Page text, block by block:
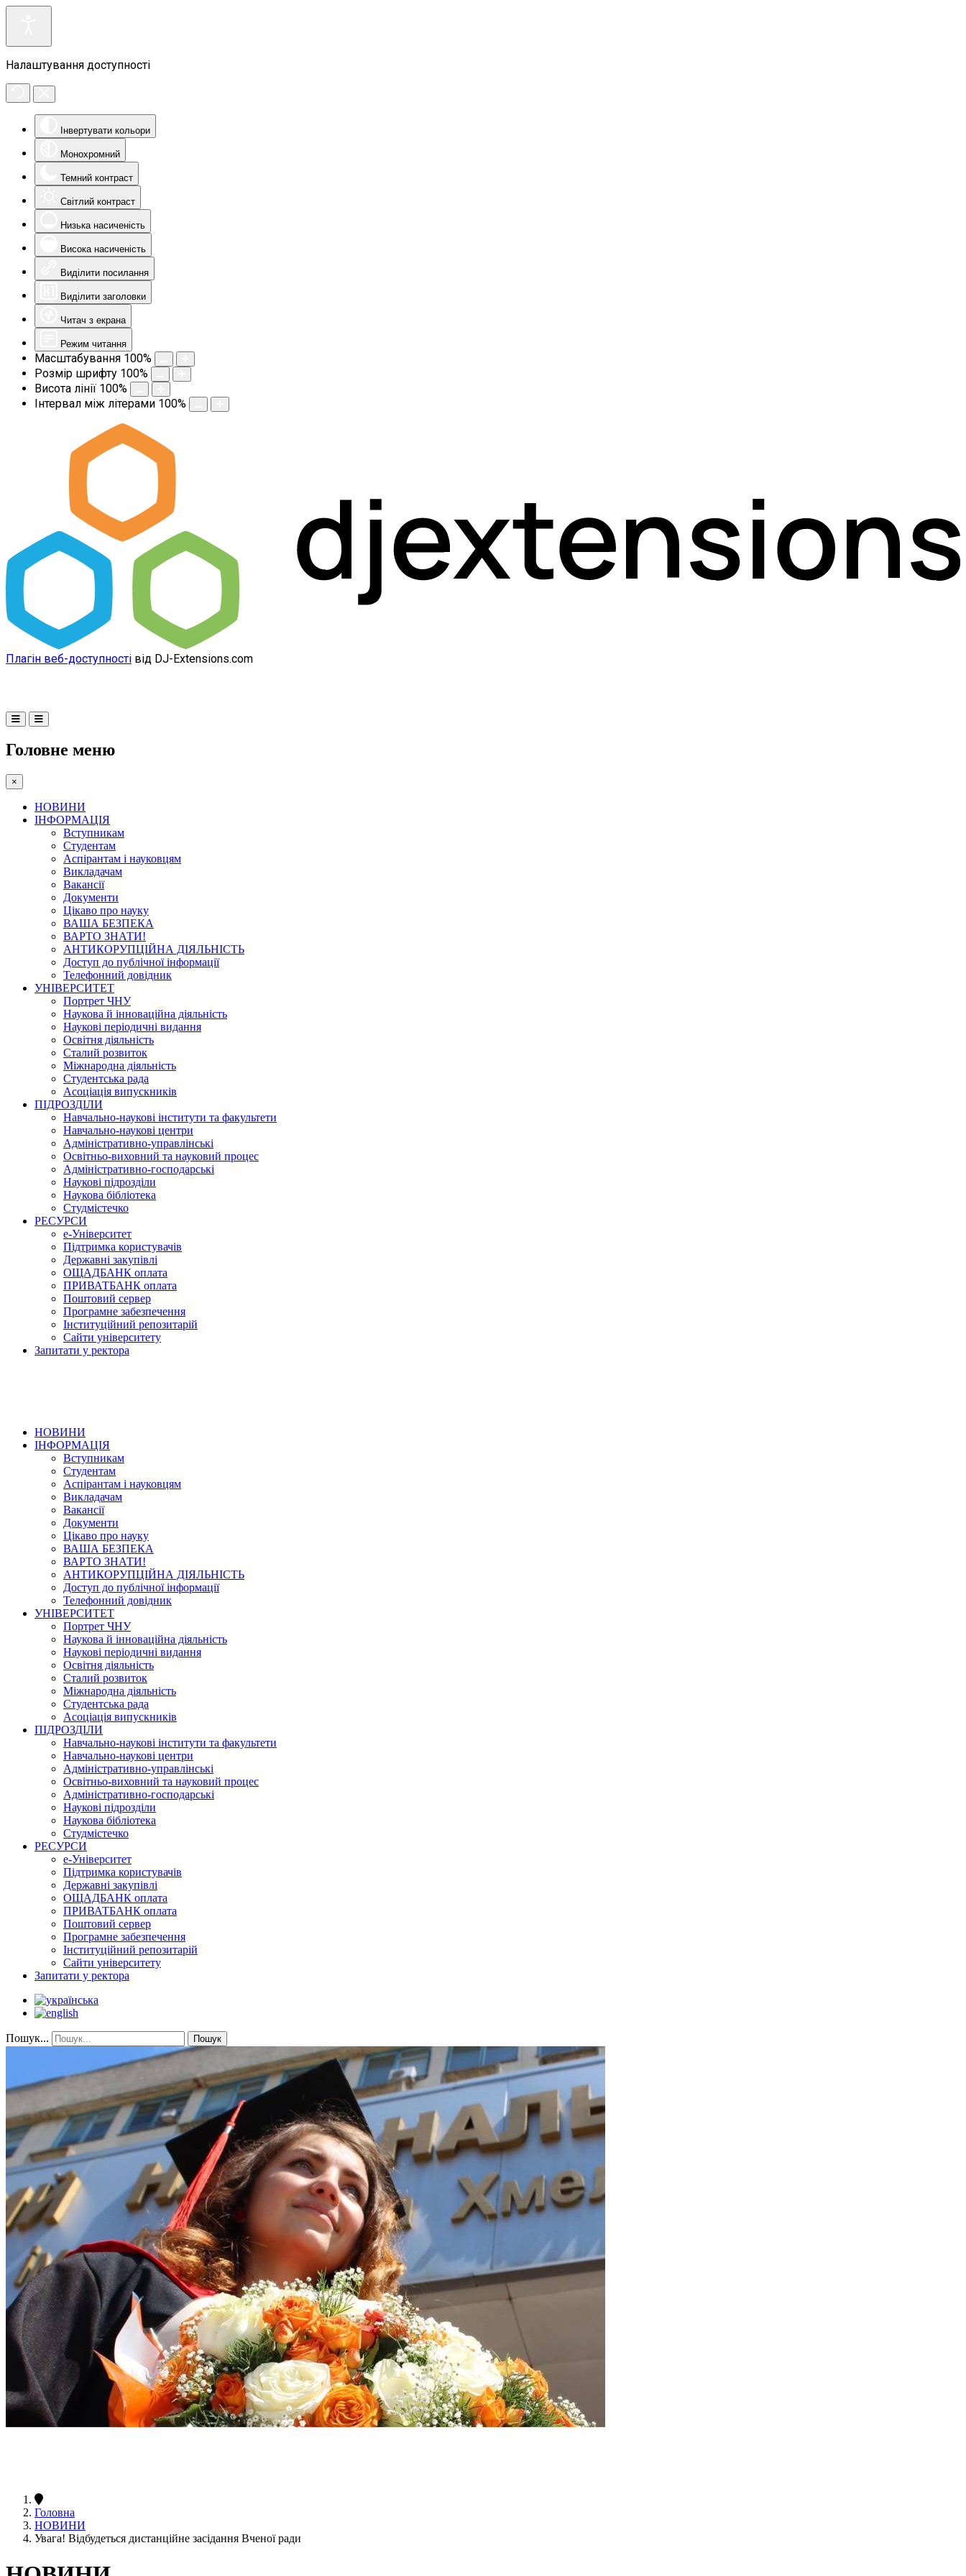
Налаштування доступності
Інвертувати кольори
Монохромний
Темний контраст
Світлий контраст
Низька насиченість
Висока насиченість
Виділити посилання
Виділити заголовки
Читач з екрана
Режим читання
Масштабування 100%
Розмір шрифту 100%
Висота лінії 100%
Інтервал між літерами 100%
Плагін веб-доступності від DJ-Extensions.com
Головне меню
×
НОВИНИ
ІНФОРМАЦІЯ
Вступникам
Студентам
Аспірантам і науковцям
Викладачам
Вакансії
Документи
Цікаво про науку
ВАША БЕЗПЕКА
ВАРТО ЗНАТИ!
АНТИКОРУПЦІЙНА ДІЯЛЬНІСТЬ
Доступ до публічної інформації
Телефонний довідник
УНІВЕРСИТЕТ
Портрет ЧНУ
Наукова й інноваційна діяльність
Наукові періодичні видання
Освітня діяльність
Сталий розвиток
Міжнародна діяльність
Студентська рада
Асоціація випускників
ПІДРОЗДІЛИ
Навчально-наукові інститути та факультети
Навчально-наукові центри
Адміністративно-управлінські
Освітньо-виховний та науковий процес
Адміністративно-господарські
Наукові підрозділи
Наукова бібліотека
Студмістечко
РЕСУРСИ
е-Університет
Підтримка користувачів
Державні закупівлі
ОЩАДБАНК оплата
ПРИВАТБАНК оплата
Поштовий сервер
Програмне забезпечення
Інституційний репозитарій
Сайти університету
Запитати у ректора
НОВИНИ
ІНФОРМАЦІЯ
Вступникам
Студентам
Аспірантам і науковцям
Викладачам
Вакансії
Документи
Цікаво про науку
ВАША БЕЗПЕКА
ВАРТО ЗНАТИ!
АНТИКОРУПЦІЙНА ДІЯЛЬНІСТЬ
Доступ до публічної інформації
Телефонний довідник
УНІВЕРСИТЕТ
Портрет ЧНУ
Наукова й інноваційна діяльність
Наукові періодичні видання
Освітня діяльність
Сталий розвиток
Міжнародна діяльність
Студентська рада
Асоціація випускників
ПІДРОЗДІЛИ
Навчально-наукові інститути та факультети
Навчально-наукові центри
Адміністративно-управлінські
Освітньо-виховний та науковий процес
Адміністративно-господарські
Наукові підрозділи
Наукова бібліотека
Студмістечко
РЕСУРСИ
е-Університет
Підтримка користувачів
Державні закупівлі
ОЩАДБАНК оплата
ПРИВАТБАНК оплата
Поштовий сервер
Програмне забезпечення
Інституційний репозитарій
Сайти університету
Запитати у ректора
Пошук... Пошук
Головна
НОВИНИ
Увага! Відбудеться дистанційне засідання Вченої ради